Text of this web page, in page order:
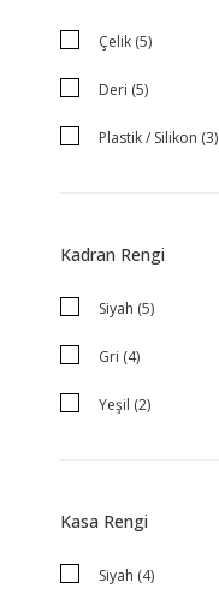
Çelik (5)
Deri (5)
Plastik / Silikon (3)
Kadran Rengi
Siyah (5)
Gri (4)
Yeşil (2)
Kasa Rengi
Siyah (4)